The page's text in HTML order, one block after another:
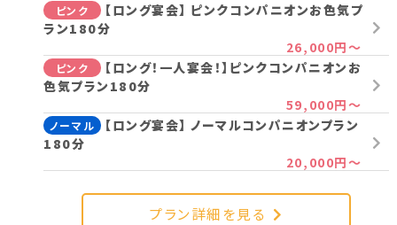
ピンク
【ロング宴会】 ピンクコンパニオンお色気プ
ラン180分
26,000円～
ピンク
【ロング！一人宴会！】ピンクコンパニオンお
色気プラン180分
59,000円～
ノーマル
【ロング宴会】 ノーマルコンパニオンプラン
180分
20,000円～
プラン詳細を見る